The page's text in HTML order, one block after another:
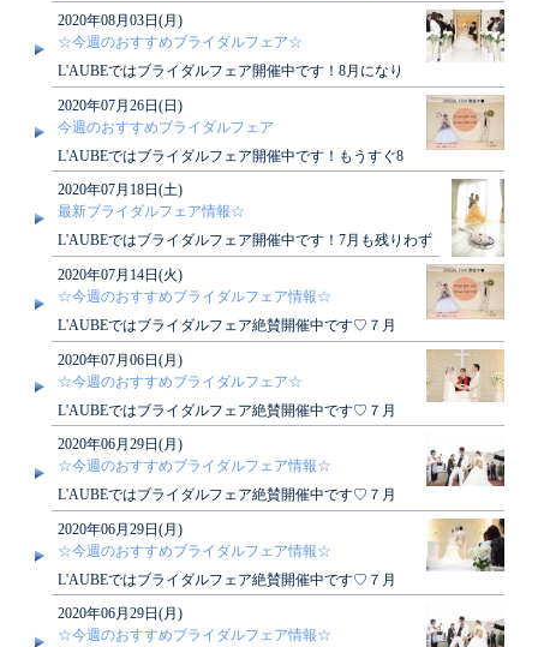
挙式をご希望のお客様には素敵な特典もございます！
ぜひ..
2020年08月03日(月)
☆今週のおすすめブライダルフェア☆
L'AUBEではブライダルフェア開催中です！8月になり
連日真夏日が続いておりますね！大人気の秋婚も若干
で..
2020年07月26日(日)
今週のおすすめブライダルフェア
L'AUBEではブライダルフェア開催中です！もうすぐ8
月ですね♪大人気の秋婚も若干ですがご案内が出来ま
す..
2020年07月18日(土)
最新ブライダルフェア情報☆
L'AUBEではブライダルフェア開催中です！7月も残りわず
か！！7月の連休中のブライダルフェアにご参加に..
2020年07月14日(火)
☆今週のおすすめブライダルフェア情報☆
L'AUBEではブライダルフェア絶賛開催中です♡７月
中にご見学にお越し頂くと素敵な特典もございます！
ぜひ..
2020年07月06日(月)
☆今週のおすすめブライダルフェア☆
L'AUBEではブライダルフェア絶賛開催中です♡７月
中にご見学にお越し頂くと素敵な特典もございます！
ぜひ..
2020年06月29日(月)
☆今週のおすすめブライダルフェア情報☆
L'AUBEではブライダルフェア絶賛開催中です♡７月
中にご見学にお越し頂くと素敵な特典もございます！
ぜひ..
2020年06月29日(月)
☆今週のおすすめブライダルフェア情報☆
L'AUBEではブライダルフェア絶賛開催中です♡７月
中にご見学にお越し頂くと素敵な特典もございます！
ぜひ..
2020年06月29日(月)
☆今週のおすすめブライダルフェア情報☆